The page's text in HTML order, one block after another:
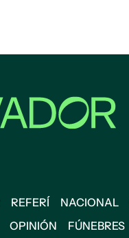
REFERÍ NACIONAL
OPINIÓN FÚNEBRES